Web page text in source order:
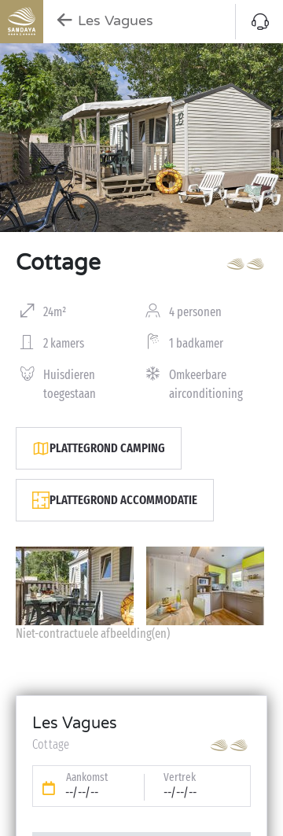
Les Vagues
Cottage
24m² 4 personen
2 kamers 1 badkamer
Huisdieren
toegestaan
Omkeerbare
airconditioning
PLATTEGROND CAMPING
PLATTEGROND ACCOMMODATIE
Niet-contractuele afbeelding(en)
Les Vagues
Cottage
Aankomst
--/--/--
Vertrek
--/--/--